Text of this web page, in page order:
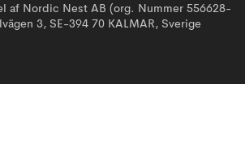
af Nordic Nest AB (org. Nummer 556628-
3, SE-394 70 KALMAR, Sverige